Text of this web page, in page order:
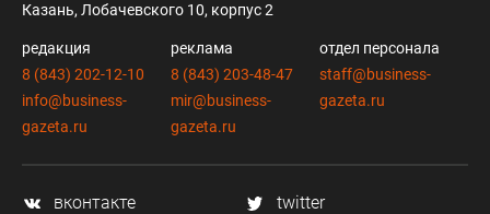
Казань, Лобачевского 10, корпус 2
редакция
8 (843) 202-12-10
info@business-
gazeta.ru
реклама
8 (843) 203-48-47
mir@business-
gazeta.ru
отдел персонала
staff@business-
gazeta.ru
вконтакте
twitter